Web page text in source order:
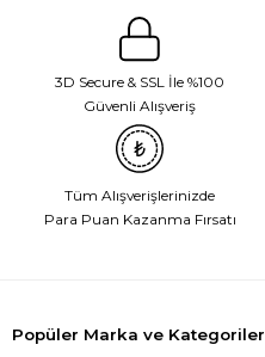
3D Secure & SSL İle %100
Güvenli Alışveriş
Tüm Alışverişlerinizde
Para Puan Kazanma Fırsatı
Popüler Marka ve Kategoriler